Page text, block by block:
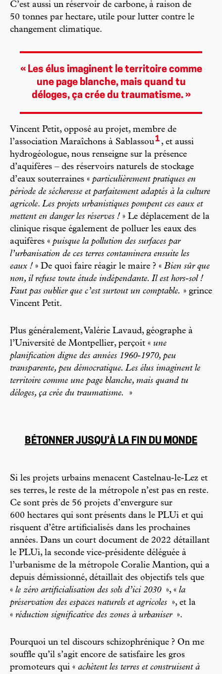
C’est aussi un réservoir de carbone, à raison de
50 tonnes par hectare, utile pour lutter contre le
changement climatique.
« Les élus imaginent le territoire comme
une page blanche, mais quand tu
déloges, ça crée du traumatisme. »
Vincent Petit, opposé au projet, membre de
l’association Maraîchons à Sablassou1 , et aussi
hydrogéologue, nous renseigne sur la présence
d’aquifères – des réservoirs naturels de stockage
d’eaux souterraines « particulièrement pratiques en
période de sécheresse et parfaitement adaptés à la culture
agricole. Les projets urbanistiques pompent ces eaux et
mettent en danger les réserves ! » Le déplacement de la
clinique risque également de polluer les eaux des
aquifères « puisque la pollution des surfaces par
l’urbanisation de ces terres contaminera ensuite les
eaux ! » De quoi faire réagir le maire ? « Bien sûr que
non, il refuse toute étude indépendante. Il est hors-sol !
Faut pas oublier que c’est surtout un comptable. » grince
Vincent Petit.
Plus généralement, Valérie Lavaud, géographe à
l’Université de Montpellier, perçoit « une
planification digne des années 1960-1970, peu
transparente, peu démocratique. Les élus imaginent le
territoire comme une page blanche, mais quand tu
déloges, ça crée du traumatisme.
»
BÉTONNER JUSQU’À LA FIN DU MONDE
Si les projets urbains menacent Castelnau-le-Lez et
ses terres, le reste de la métropole n’est pas en reste.
Ce sont près de 56 projets d’envergure sur
600 hectares qui sont présents dans le PLUi et qui
risquent d’être artificialisés dans les prochaines
années. Dans un court document de 2022 détaillant
le PLUi, la seconde vice-présidente déléguée à
l’urbanisme de la métropole Coralie Mantion, qui a
depuis démissionné, détaillait des objectifs tels que
« le zéro artificialisation des sols d’ici 2030 », « la
préservation des espaces naturels et agricoles », et la
« réduction significative des zones à urbaniser ».
Pourquoi un tel discours schizophrénique ? On me
souffle qu’il s’agit encore de satisfaire les gros
promoteurs qui « achètent les terres et construisent à